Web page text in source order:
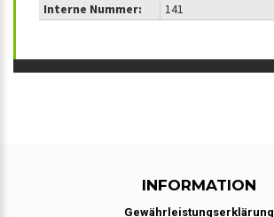
Interne Nummer:
141
INFORMATION
Gewährleistungserklärung